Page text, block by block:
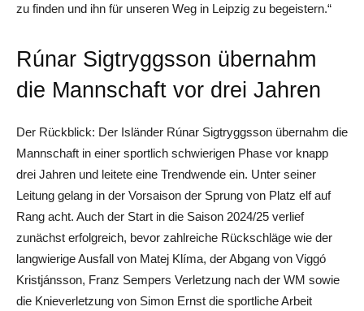
zu finden und ihn für unseren Weg in Leipzig zu begeistern.“
Rúnar Sigtryggsson übernahm
die Mannschaft vor drei Jahren
Der Rückblick: Der Isländer Rúnar Sigtryggsson übernahm die
Mannschaft in einer sportlich schwierigen Phase vor knapp
drei Jahren und leitete eine Trendwende ein. Unter seiner
Leitung gelang in der Vorsaison der Sprung von Platz elf auf
Rang acht. Auch der Start in die Saison 2024/25 verlief
zunächst erfolgreich, bevor zahlreiche Rückschläge wie der
langwierige Ausfall von Matej Klíma, der Abgang von Viggó
Kristjánsson, Franz Sempers Verletzung nach der WM sowie
die Knieverletzung von Simon Ernst die sportliche Arbeit